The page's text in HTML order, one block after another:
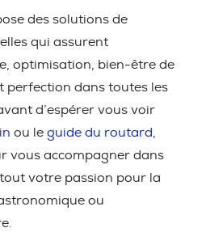
des solutions de
qui assurent
optimisation, bien-être de
perfection dans toutes les
d’espérer vous voir
ou le guide du routard
vous accompagner dans
votre passion pour la
ou